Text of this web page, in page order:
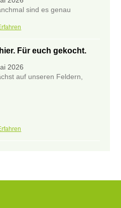
sind es genau
Für euch gekocht.
2026
auf unseren Feldern,